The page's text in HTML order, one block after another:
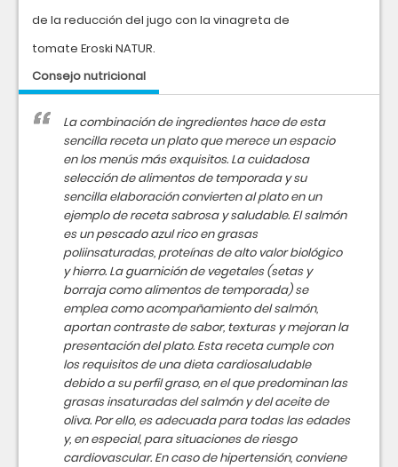
de la reducción del jugo con la vinagreta de
tomate Eroski NATUR.
Consejo nutricional
La combinación de ingredientes hace de esta
sencilla receta un plato que merece un espacio
en los menús más exquisitos. La cuidadosa
selección de alimentos de temporada y su
sencilla elaboración convierten al plato en un
ejemplo de receta sabrosa y saludable. El salmón
es un pescado azul rico en grasas
poliinsaturadas, proteínas de alto valor biológico
y hierro. La guarnición de vegetales (setas y
borraja como alimentos de temporada) se
emplea como acompañamiento del salmón,
aportan contraste de sabor, texturas y mejoran la
presentación del plato. Esta receta cumple con
los requisitos de una dieta cardiosaludable
debido a su perfil graso, en el que predominan las
grasas insaturadas del salmón y del aceite de
oliva. Por ello, es adecuada para todas las edades
y, en especial, para situaciones de riesgo
cardiovascular. En caso de hipertensión, conviene